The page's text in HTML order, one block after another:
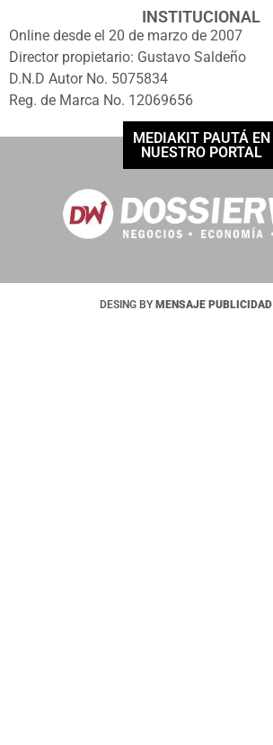
INSTITUCIONAL
Online desde el 20 de marzo de 2007
Director propietario: Gustavo Saldeño
D.N.D Autor No. 5075834
Reg. de Marca No. 12069656
MEDIAKIT PAUTÁ EN
NUESTRO PORTAL
DESING BY MENSAJE PUBLICIDAD